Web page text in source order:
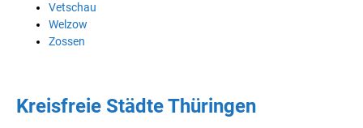
Vetschau
Welzow
Zossen
Kreisfreie Städte Thüringen